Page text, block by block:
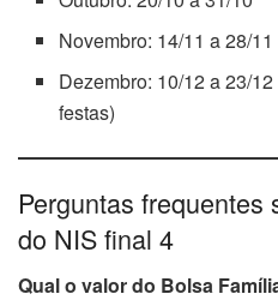
Novembro: 14/11 a 28/11
Dezembro: 10/12 a 23/
festas)
Perguntas frequentes
do NIS final 4
Qual o valor do Bolsa